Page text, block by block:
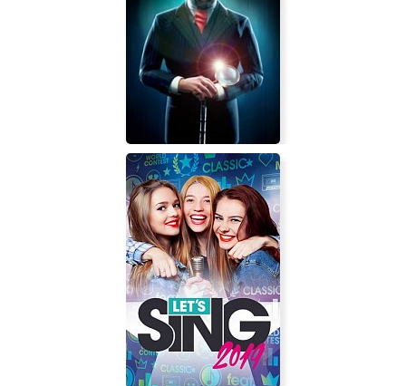
Дневной Дозор (игра)
The Man with the Ivory Cane